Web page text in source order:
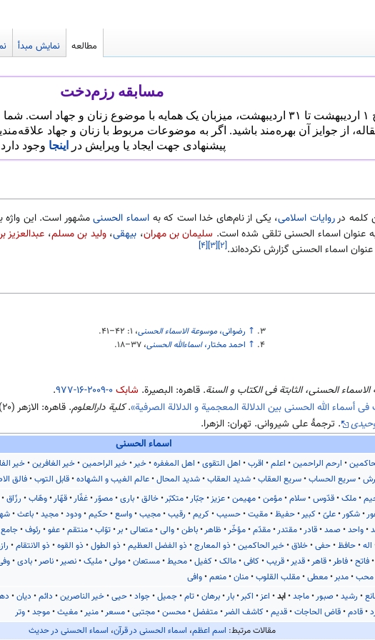
مسابقه رزم‌دخت
از جوایز آن بهره‌مند باشید. اگر به موضوعات مربوط با زنان و جهاد
پیشنهادی جهت ایجاد یا ویرایش در
اینجا وجود
کلمه درروایات اسلامی، یکی از نام‌های خدا است که به اسماء الحسنیمشهور است. این واژه
عنوان اسماء الحسنی تلقی شده است. سلیمان بن مهران، بیهقی،ولید بن مسلم،
اسماء الحسنی گزارش نکرده‌اند.[۲] [۳] [۴]
↑ رضوانی، موسوعة الاسماء الحسنی، ۱:‎ ۴۱–۴۲.
↑ احمد مختار،اسماءالله الحسنی، ۱۸–۳۷.
الحسنی، الثابتة فی الکتاب و السنة. قاهره: البصیرة. شابک۹۷۷-۱۶-۲۰۰۹-۰.
فی أسماء الله الحسنی بین الدلالة المعجمیة و الدلالة الصرفیة».کلیة دارالعلوم. قاهره: الازهر (۲۰) – به واسطهٔ
. ترجمهٔ علی شیروانی. تهران: الزهرا.
اسماء الحسنی
ارحم الراحمین اعلم اقرب اهل التقوی اهل المغفره خیر خیر الراحمین خیر الغافرین خیر
سریع الحساب سریع العقاب شدید العقاب شدید المحال عالم الغیب و الشهاده قابل التوب فالق
ملک قدّوس سلام مؤمن مهیمن عزیز جبّار متکبّر خالق باری مصوّر غفّار قهّار وهّاب رزّاق
شکور علیّ کبیر حفیظ مقیت حسیب کریم رقیب مجیب واسع حکیم ودود مجید باعث
واحد صمد قادر مقتدر مقدّم مؤخّر ظاهر باطن والی متعالی بر توّاب منتقم عفو رئوف جامع
اله حافظ حفی خلاق خیر الحاکمین ذو المعارج ذو الفضل العظیم ذو الطول ذو القوه ذو الانتقام
فاتح فاطر قاهر قدیر قریب کافی مالک کفیل محیط مستعان مولی ملیک نصیر ناصر بادی
محب مدبر معطی مقلب القلوب منان منعم وافی
رشید صبور ماجد ابد اعز اکبر بار برهان تام جمیل جواد حیی خیر الناصرین دائم دیان
قادم قاض الحاجات قدیم کاشف الضر متفضل محسن مجتبی مسعر منیر مغیث موجد وتر
مقالات مرتبط: اسم اعظم، اسماء الحسنی در قرآن، اسماء الحسنی در حدیث
مطالعه نمایش مبدأ